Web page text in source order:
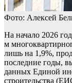
Фото: Алексей
На начало 2026
м
лишь на 1,9%,
последние годы,
данных Единой
строительства